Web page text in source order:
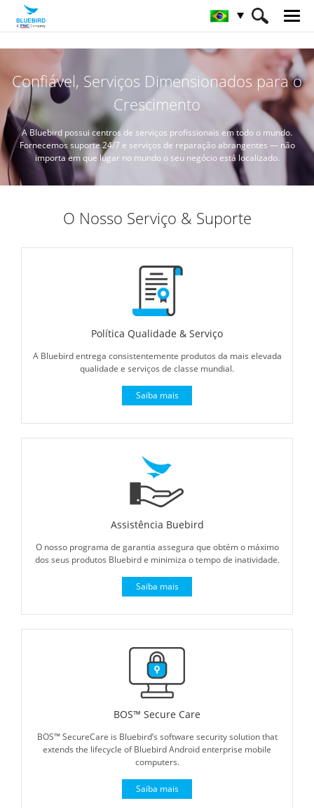
HOME Serviço & Supporte & SW
Confiável, Serviços Dimensionados para o
Crescimento
A Bluebird possui centros de serviços profissionais em todo o mundo.
Fornecemos suporte 24/7 e serviços de reparação abrangentes — não
importa em que lugar no mundo o seu negócio está localizado.
O Nosso Serviço & Suporte
Política Qualidade & Serviço
A Bluebird entrega consistentemente produtos da mais elevada
qualidade e serviços de classe mundial.
Saiba mais
Assistência Buebird
O nosso programa de garantia assegura que obtém o máximo
dos seus produtos Bluebird e minimiza o tempo de inatividade.
Saiba mais
BOS™ Secure Care
BOS™ SecureCare is Bluebird’s software security solution that
extends the lifecycle of Bluebird Android enterprise mobile
computers.
Saiba mais